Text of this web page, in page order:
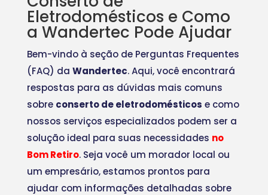
Eletrodomésticos e Como
a Wandertec Pode Ajudar
Bem-vindo à seção de Perguntas Frequentes
(FAQ) da Wandertec. Aqui, você encontrará
respostas para as dúvidas mais comuns
sobre conserto de eletrodomésticos e como
nossos serviços especializados podem ser a
solução ideal para suas necessidades no
Bom Retiro. Seja você um morador local ou
um empresário, estamos prontos para
ajudar com informações detalhadas sobre